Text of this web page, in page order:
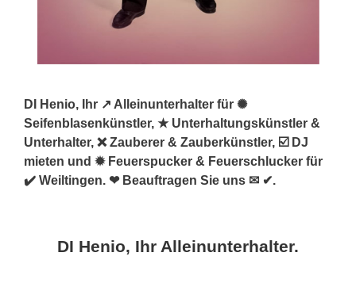
DI Henio, Ihr ↗️ Alleinunterhalter für ✺
Seifenblasenkünstler, ★ Unterhaltungskünstler &
Unterhalter, ❌ Zauberer & Zauberkünstler, ☑️ DJ
mieten und ✹ Feuerspucker & Feuerschlucker für
✔️ Weiltingen. ❤ Beauftragen Sie uns ✉ ✔.
DI Henio, Ihr Alleinunterhalter.